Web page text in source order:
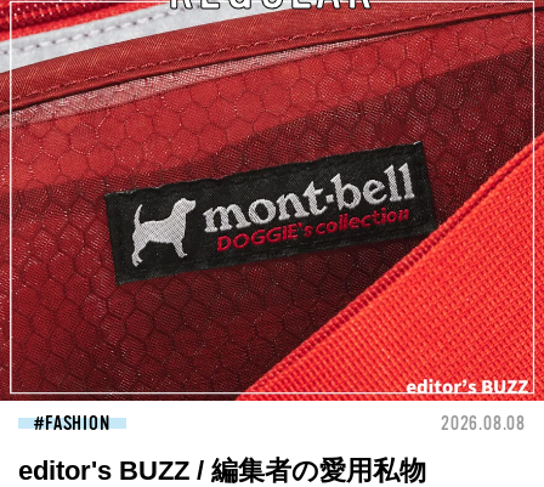
FASHION 2026.08.08
editor's BUZZ / 編集者の愛用私物